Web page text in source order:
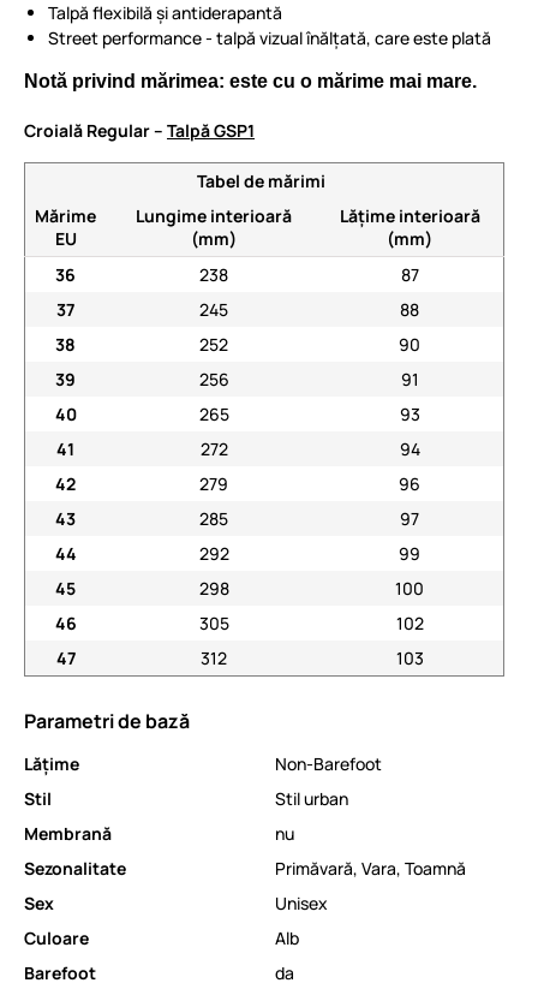
Talpă flexibilă și antiderapantă
Street performance - talpă vizual înălțată, care este plată
Notă privind mărimea: este cu o mărime mai mare.
Croială Regular – Talpă GSP1
Tabel de mărimi
Mărime
EU
Lungime interioară
(mm)
Lățime interioară
(mm)
36
238
87
37
245
88
38
252
90
39
256
91
40
265
93
41
272
94
42
279
96
43
285
97
44
292
99
45
298
100
46
305
102
47
312 103
Parametri de bază
Lăţime
Non-Barefoot
Stil
Stil urban
Membrană
nu
Sezonalitate
Primăvară, Vara, Toamnă
Sex
Unisex
Culoare
Alb
Barefoot
da